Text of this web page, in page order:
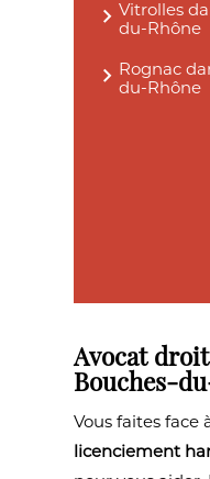
Vitrolles
du-Rhône
Rognac
du-Rhône
Avocat
Bouches-
Vous faites
licenciement